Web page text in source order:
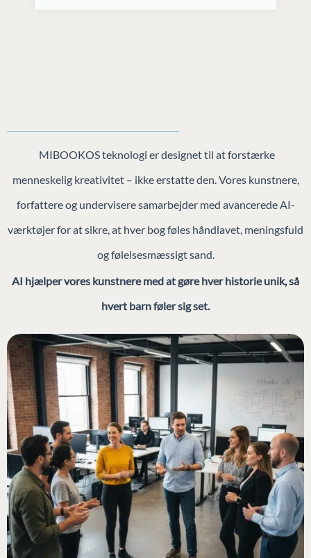
MIBOOKOS teknologi er designet til at forstærke
menneskelig kreativitet – ikke erstatte den. Vores kunstnere,
forfattere og undervisere samarbejder med avancerede AI-
værktøjer for at sikre, at hver bog føles håndlavet, meningsfuld
og følelsesmæssigt sand.
AI hjælper vores kunstnere med at gøre hver historie unik, så
hvert barn føler sig set.